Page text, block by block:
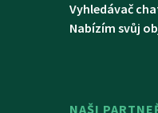
Vyhledávač
Nabízím svůj
NAŠI